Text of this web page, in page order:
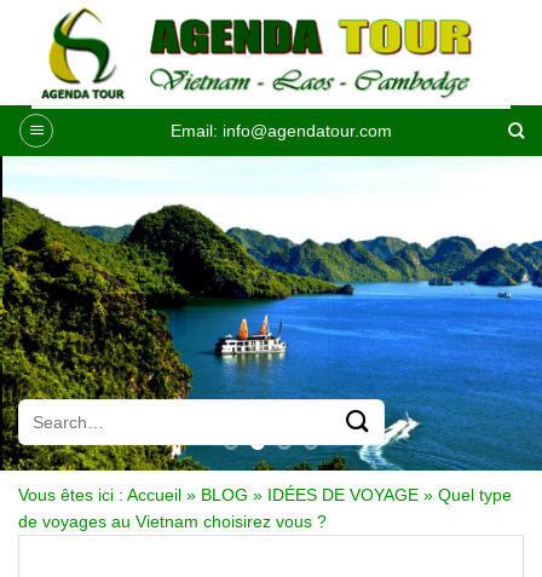
contenu
Email: info@agendatour.com
Vous êtes ici : Accueil » BLOG » IDÉES DE VOYAGE » Quel type
de voyages au Vietnam choisirez vous ?